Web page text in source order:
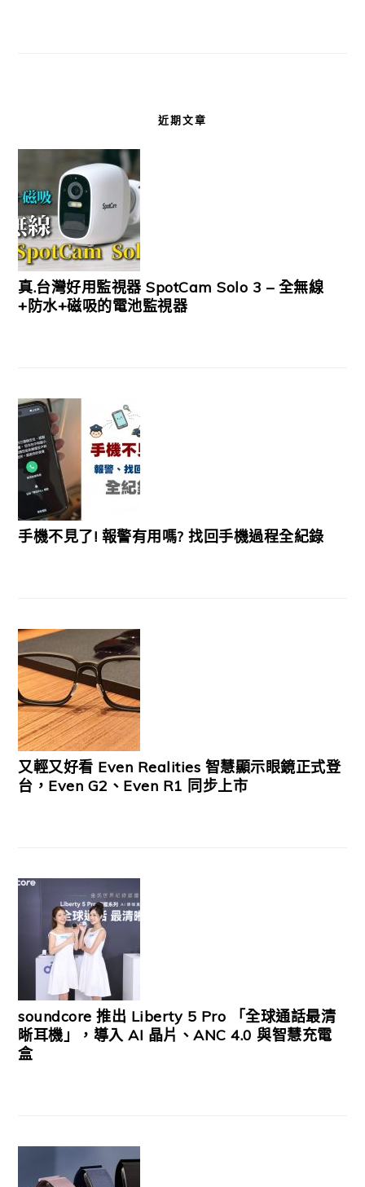
近期文章
真.台灣好用監視器 SpotCam Solo 3 – 全無線
+防水+磁吸的電池監視器
手機不見了! 報警有用嗎? 找回手機過程全紀錄
又輕又好看 Even Realities 智慧顯示眼鏡正式登
台，Even G2、Even R1 同步上市
soundcore 推出 Liberty 5 Pro 「全球通話最清
晰耳機」，導入 AI 晶片、ANC 4.0 與智慧充電
盒